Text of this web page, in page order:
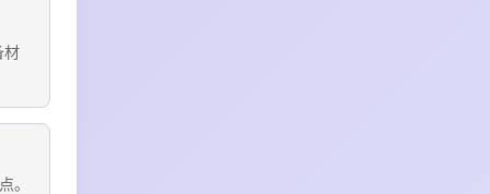
材
。